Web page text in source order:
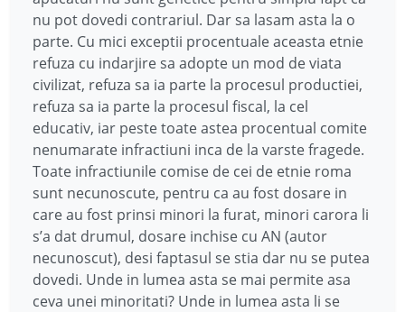
nu pot dovedi contrariul. Dar sa lasam asta la o
parte. Cu mici exceptii procentuale aceasta etnie
refuza cu indarjire sa adopte un mod de viata
civilizat, refuza sa ia parte la procesul productiei,
refuza sa ia parte la procesul fiscal, la cel
educativ, iar peste toate astea procentual comite
nenumarate infractiuni inca de la varste fragede.
Toate infractiunile comise de cei de etnie roma
sunt necunoscute, pentru ca au fost dosare in
care au fost prinsi minori la furat, minori carora li
s’a dat drumul, dosare inchise cu AN (autor
necunoscut), desi faptasul se stia dar nu se putea
dovedi. Unde in lumea asta se mai permite asa
ceva unei minoritati? Unde in lumea asta li se